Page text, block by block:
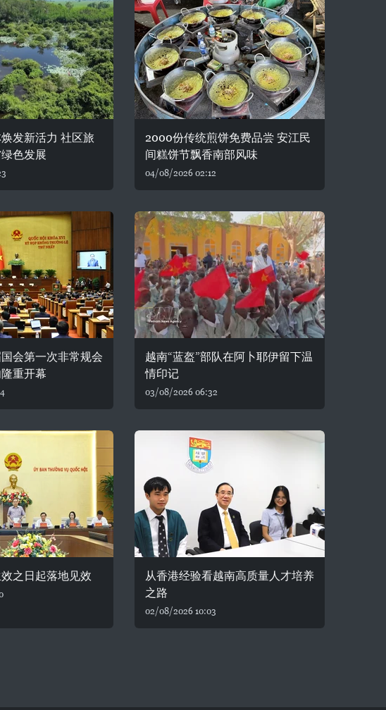
发新活力 社区旅
色发展
2000份传统煎饼免费品尝 安江民
间糕饼节飘香南部风味
04/08/2026 02:12
会第一次非常规会
重开幕
越南“蓝盔”部队在阿卜耶伊留下温
情印记
03/08/2026 06:32
之日起落地见效
从香港经验看越南高质量人才培养
之路
02/08/2026 10:03